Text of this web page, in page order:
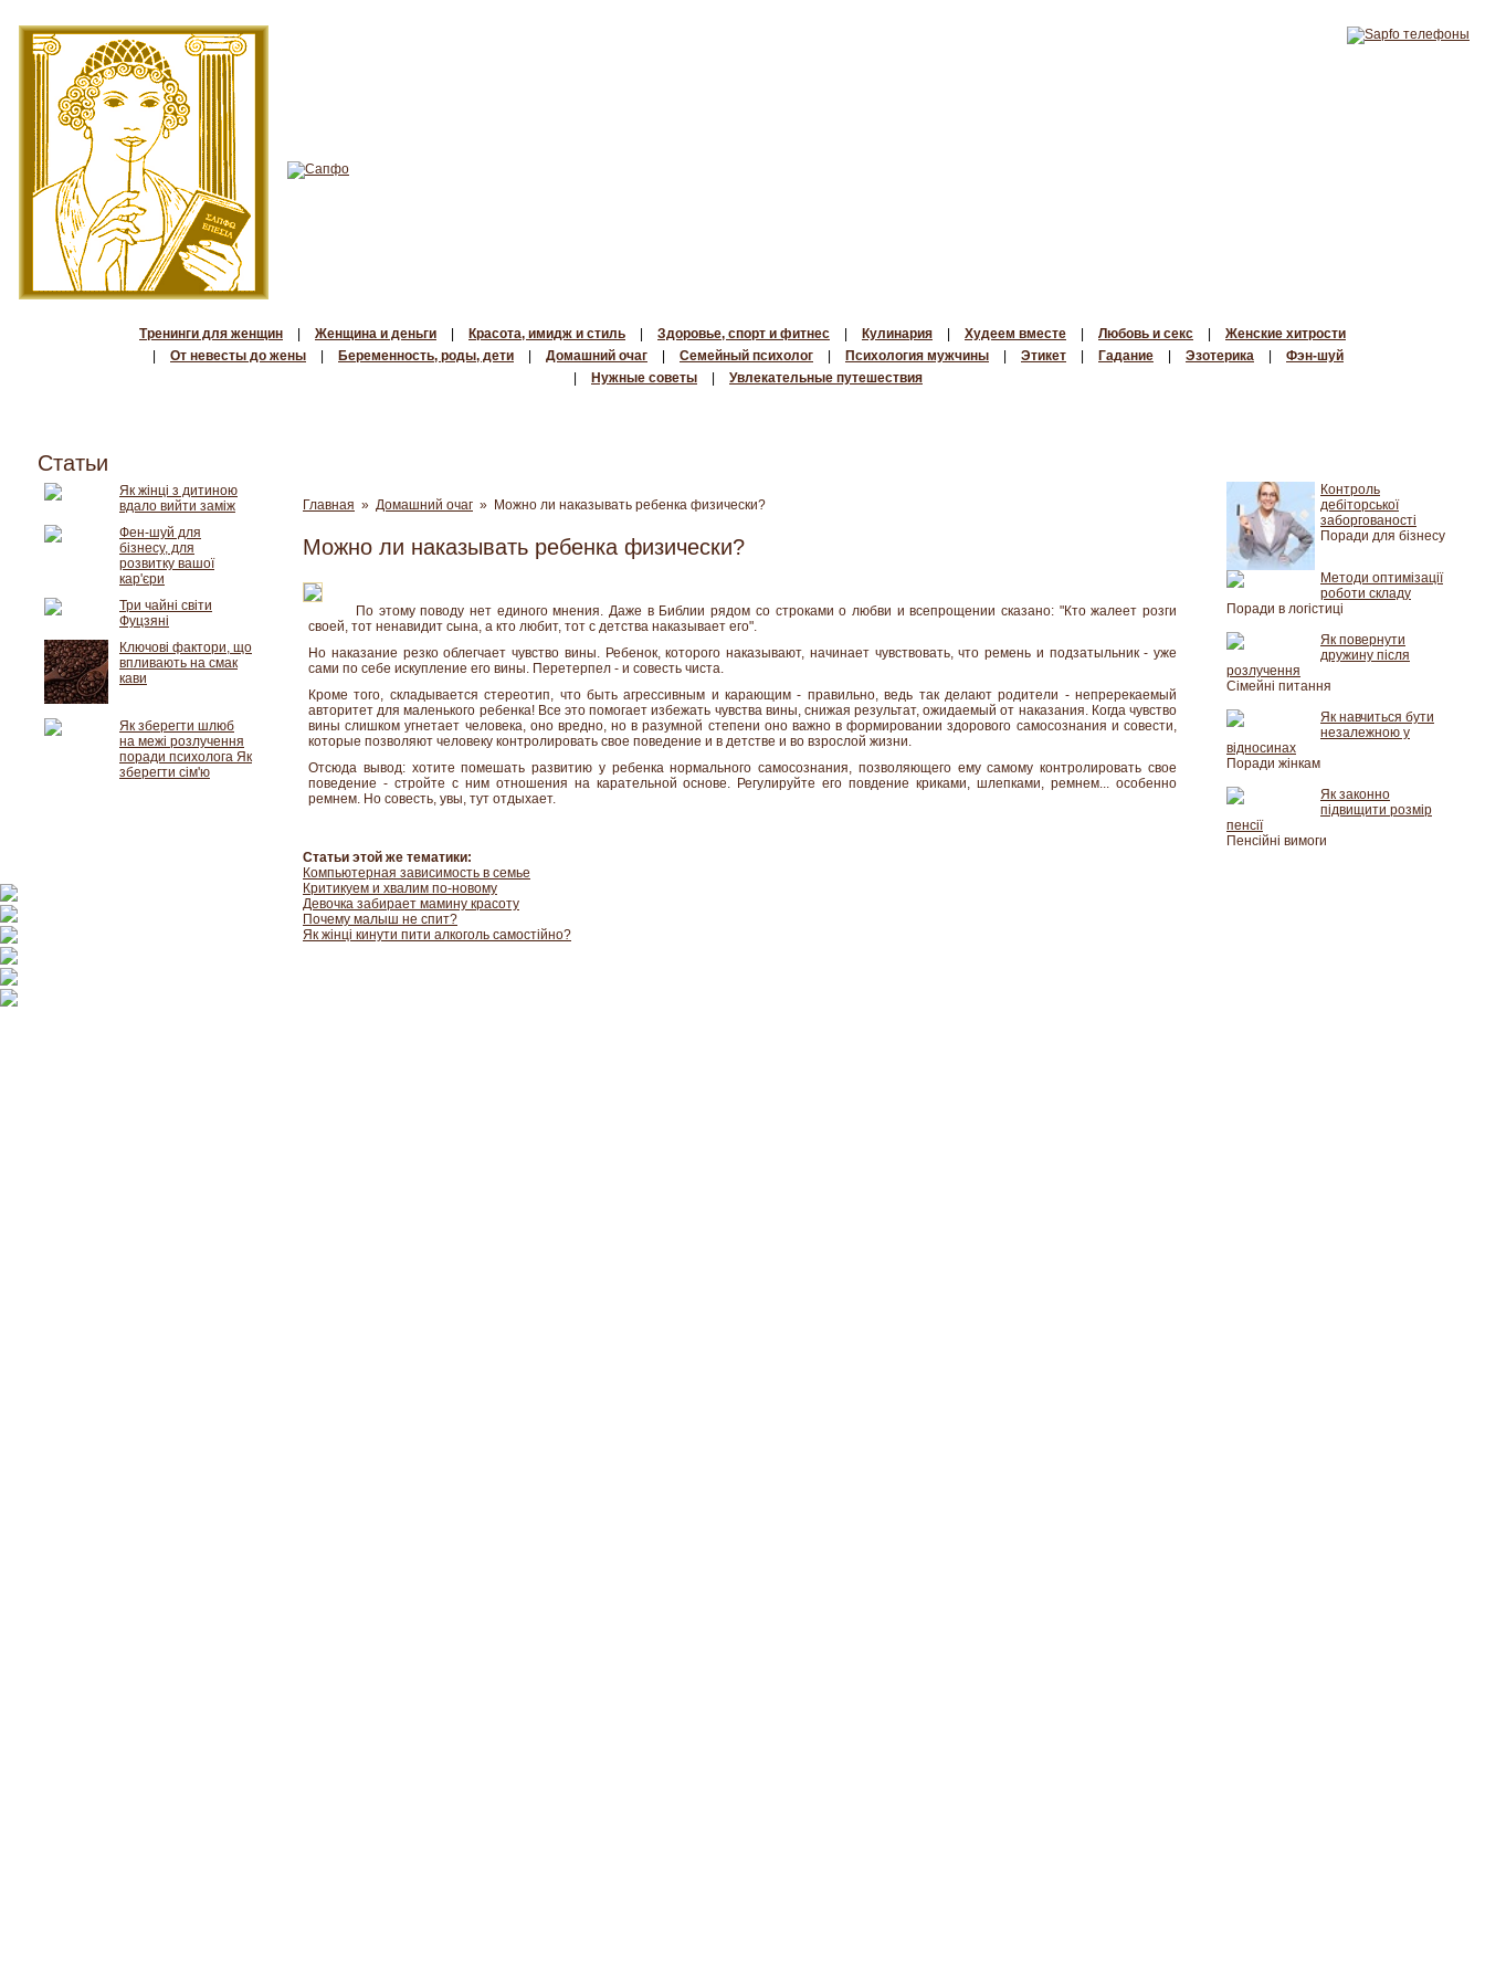
Тренинги для женщин Женщина и деньги Красота, имидж и стиль Здоровье, спорт и фитнес Кулинария Худеем вместе Любовь и секс
Женские хитрости
От невесты до жены Беременность, роды, дети Домашний очаг Семейный психолог Психология мужчины Этикет Гадание Эзотерика
Фэн-шуй
Нужные советы Увлекательные путешествия
Главная » Домашний очаг » Можно ли наказывать ребенка физически?
Можно ли наказывать ребенка физически?
По этому поводу нет единого мнения. Даже в Библии рядом со строками о любви и всепрощении сказано: "Кто жалеет розги
своей, тот ненавидит сына, а кто любит, тот с детства наказывает его".
Но наказание резко облегчает чувство вины. Ребенок, которого наказывают, начинает чувствовать, что ремень и подзатыльник - уже
сами по себе искупление его вины. Перетерпел - и совесть чиста.
Кроме того, складывается стереотип, что быть агрессивным и карающим - правильно, ведь так делают родители - непререкаемый
авторитет для маленького ребенка! Все это помогает избежать чувства вины, снижая результат, ожидаемый от наказания. Когда чувство
вины слишком угнетает человека, оно вредно, но в разумной степени оно важно в формировании здорового самосознания и совести,
которые позволяют человеку контролировать свое поведение и в детстве и во взрослой жизни.
Отсюда вывод: хотите помешать развитию у ребенка нормального самосознания, позволяющего ему самому контролировать свое
поведение - стройте с ним отношения на карательной основе. Регулируйте его повдение криками, шлепками, ремнем... особенно
ремнем. Но совесть, увы, тут отдыхает.
Статьи этой же тематики:
Компьютерная зависимость в семье
Критикуем и хвалим по-новому
Девочка забирает мамину красоту
Почему малыш не спит?
Як жінці кинути пити алкоголь самостійно?
Статьи
Як жінці з дитиною
вдало вийти заміж
Фен-шуй для
бізнесу, для
розвитку вашої
кар'єри
Три чайні світи
Фуцзяні
Ключові фактори, що
впливають на смак
кави
Як зберегти шлюб
на межі розлучення
поради психолога Як
зберегти сім'ю
Контроль
дебіторської
заборгованості
Поради для бізнесу
Методи оптимізації
роботи складу
Поради в логістиці
Як повернути
дружину після
розлучення
Сімейні питання
Як навчиться бути
незалежною у
відносинах
Поради жінкам
Як законно
підвищити розмір
пенсії
Пенсійні вимоги